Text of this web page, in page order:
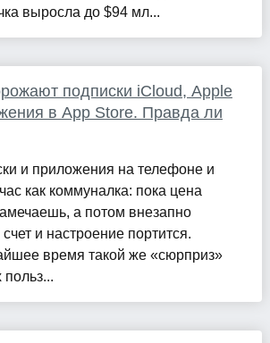
выросла до $94 мл...
подписки iCloud, Apple
в App Store. Правда ли
и приложения на телефоне и
как коммуналка: пока цена
а потом внезапно
и настроение портится.
время такой же «сюрприз»
польз...